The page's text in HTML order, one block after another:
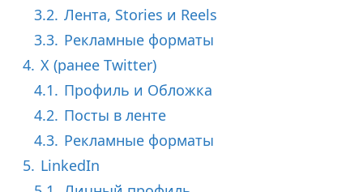
3.2. Лента, Stories и Reels
3.3. Рекламные форматы
4. X (ранее Twitter)
4.1. Профиль и Обложка
4.2. Посты в ленте
4.3. Рекламные форматы
5. LinkedIn